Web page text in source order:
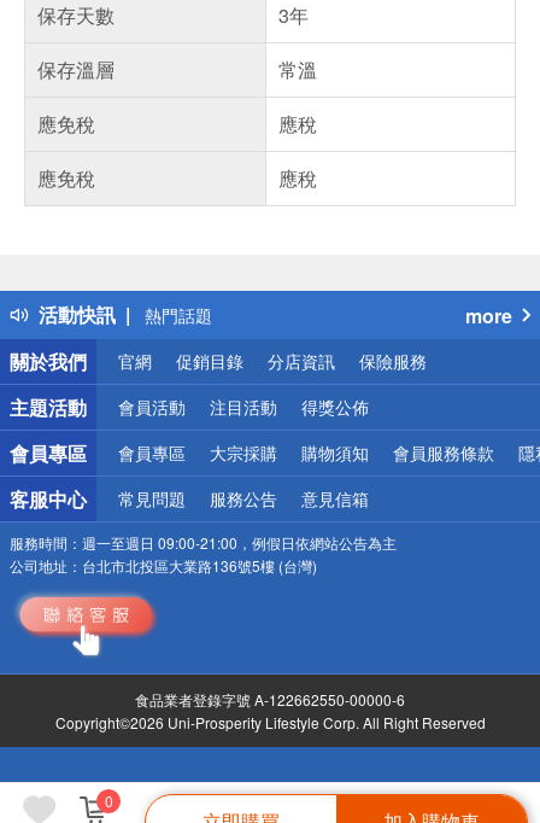
0
保存天數
3年
保存溫層
常溫
應免稅
應稅
應免稅
應稅
活動快訊
得獎公告
熱門話題
銀行優惠
偏遠地區配送
詐騙網頁！請小心！
more
關於我們
官網 促銷目錄 分店資訊 保險服務
主題活動 會員活動 注目活動 得獎公佈
會員專區 會員專區 大宗採購 購物須知 會員服務條款 隱
客服中心 常見問題 服務公告 意見信箱
服務時間： 週一至週日 09:00-21:00，例假日依網站公告為主
公司地址： 台北市北投區大業路136號5樓 (台灣)
食品業者登錄字號 A-122662550-00000-6
Copyright©2026 Uni-Prosperity Lifestyle Corp. All Right Reserved